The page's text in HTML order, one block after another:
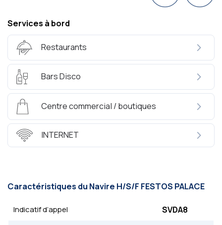
Services à bord
Restaurants
Bars Disco
Centre commercial / boutiques
INTERNET
Caractéristiques du Navire Η/S/F FESTOS PALACΕ
Indicatif d’appel SVDA8